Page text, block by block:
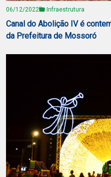
06/12/2022 Infraestrutura
Canal do Abolição IV é
da Prefeitura de Mossoró